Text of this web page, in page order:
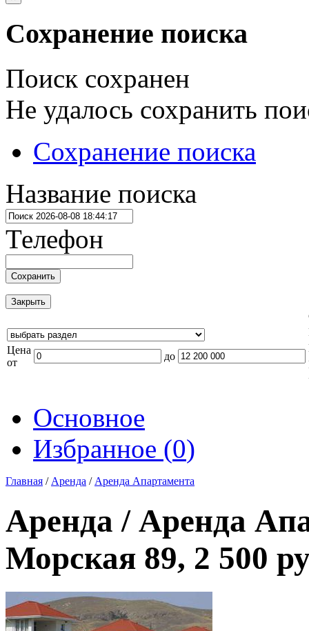
Сохранение поиска
Поиск сохранен
Не удалось сохранить
Сохранение поиска
Название поиска
Телефон
Сохранить
Закрыть
Цена
от
до
Основное
Избранное (0)
Главная / Аренда / Аренда Апартамента
Аренда / Аренда
Морская 89, 2 500